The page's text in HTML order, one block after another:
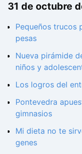
31 de octubre
Pequeños trucos
pesas
Nueva pirámide
niños y
Los logros del
Pontevedra
gimnasios
Mi dieta no te
genes